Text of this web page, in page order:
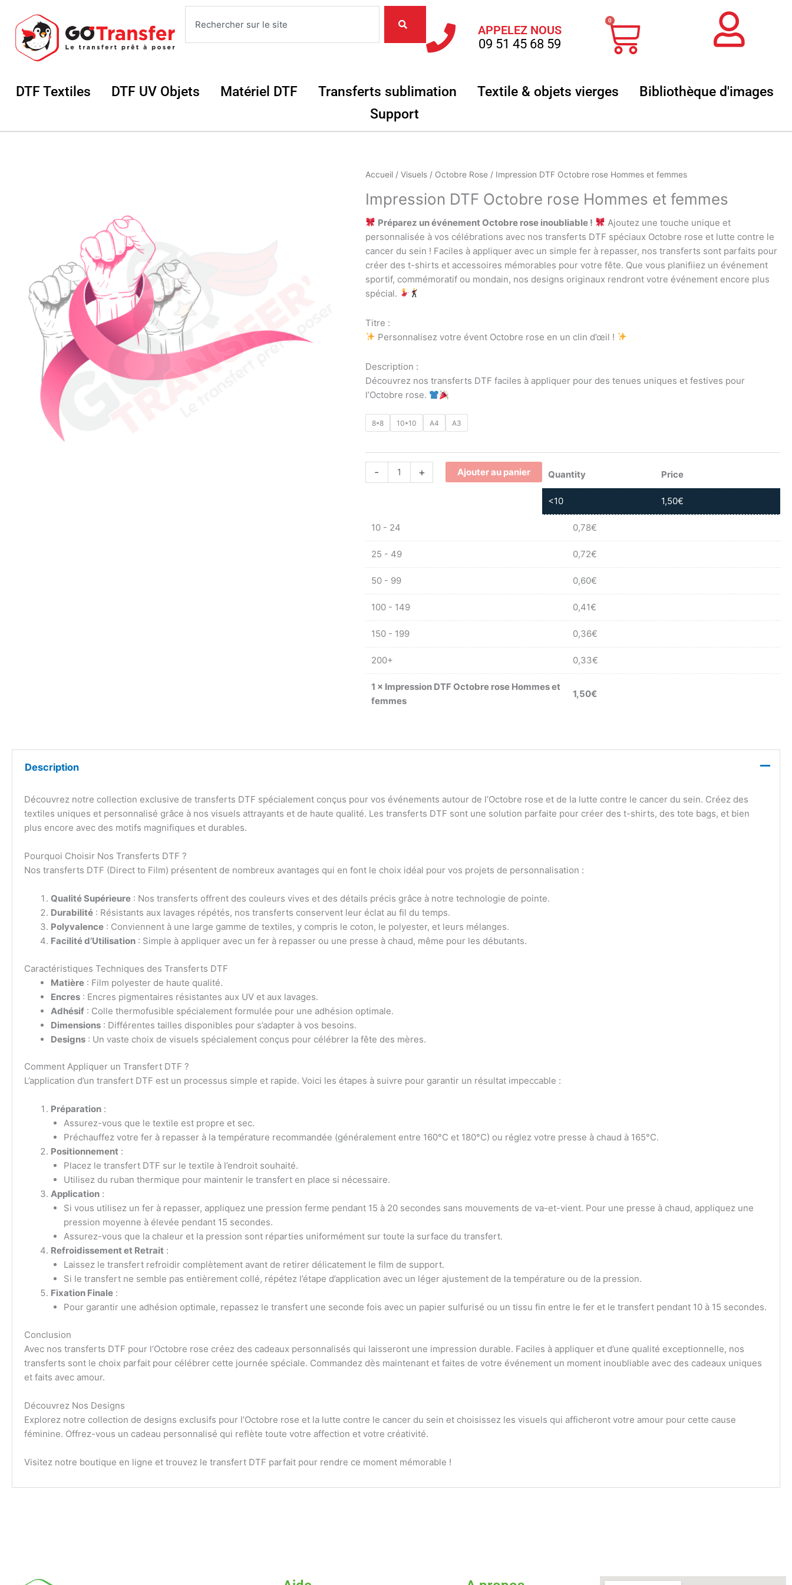
contenu
APPELEZ NOUS
09 51 45 68 59
0
Panier
DTF Textiles Ouvrir DTF Textiles
DTF UV Objets Ouvrir DTF UV Objets
Matériel DTF Ouvrir Matériel DTF
Transferts sublimation Ouvrir Transferts sublimation
Textile & objets vierges Ouvrir Textile & objets vierges
Bibliothèque d'images
Support
Accueil/ Visuels/ Octobre Rose/ Impression DTF Octobre rose Hommes et femmes
Impression DTF Octobre rose Hommes et femmes
Préparez un événement Octobre rose inoubliable !
Ajoutez une touche unique et
personnalisée à vos célébrations avec nos transferts DTF spéciaux Octobre rose et lutte contre le
cancer du sein ! Faciles à appliquer avec un simple fer à repasser, nos transferts sont parfaits pour
créer des t-shirts et accessoires mémorables pour votre fête. Que vous planifiiez un événement
sportif, commémoratif ou mondain, nos designs originaux rendront votre événement encore plus
spécial.
Titre :
Personnalisez votre évent Octobre rose en un clin d’œil !
Description :
Découvrez nos transferts DTF faciles à appliquer pour des tenues uniques et festives pour
l’Octobre rose.
8*8 10*10 A4 A3
-
quantité
Impression
DTF
Octobre
rose
Hommes
femmes
+ Ajouter au panier Quantity Price
<10 1,50€
10 - 24 0,78€
25 - 49 0,72€
50 - 99 0,60€
100 - 149 0,41€
150 - 199 0,36€
200+ 0,33€
1 × Impression DTF Octobre rose Hommes et
femmes
1,50€
Description
Découvrez notre collection exclusive de transferts DTF spécialement conçus pour vos événements autour de l’Octobre rose et de la lutte contre le cancer du sein. Créez des
textiles uniques et personnalisé grâce à nos visuels attrayants et de haute qualité. Les transferts DTF sont une solution parfaite pour créer des t-shirts, des tote bags, et bien
plus encore avec des motifs magnifiques et durables.
Pourquoi Choisir Nos Transferts DTF ?
Nos transferts DTF (Direct to Film) présentent de nombreux avantages qui en font le choix idéal pour vos projets de personnalisation :
Qualité Supérieure: Nos transferts offrent des couleurs vives et des détails précis grâce à notre technologie de pointe.
Durabilité: Résistants aux lavages répétés, nos transferts conservent leur éclat au fil du temps.
Polyvalence: Conviennent à une large gamme de textiles, y compris le coton, le polyester, et leurs mélanges.
Facilité d’Utilisation: Simple à appliquer avec un fer à repasser ou une presse à chaud, même pour les débutants.
Caractéristiques Techniques des Transferts DTF
Matière: Film polyester de haute qualité.
Encres: Encres pigmentaires résistantes aux UV et aux lavages.
Adhésif: Colle thermofusible spécialement formulée pour une adhésion optimale.
Dimensions: Différentes tailles disponibles pour s’adapter à vos besoins.
Designs: Un vaste choix de visuels spécialement conçus pour célébrer la fête des mères.
Comment Appliquer un Transfert DTF ?
L’application d’un transfert DTF est un processus simple et rapide. Voici les étapes à suivre pour garantir un résultat impeccable :
Préparation:
Assurez-vous que le textile est propre et sec.
Préchauffez votre fer à repasser à la température recommandée (généralement entre 160°C et 180°C) ou réglez votre presse à chaud à 165°C.
Positionnement:
Placez le transfert DTF sur le textile à l’endroit souhaité.
Utilisez du ruban thermique pour maintenir le transfert en place si nécessaire.
Application:
Si vous utilisez un fer à repasser, appliquez une pression ferme pendant 15 à 20 secondes sans mouvements de va-et-vient. Pour une presse à chaud, appliquez une
pression moyenne à élevée pendant 15 secondes.
Assurez-vous que la chaleur et la pression sont réparties uniformément sur toute la surface du transfert.
Refroidissement et Retrait:
Laissez le transfert refroidir complètement avant de retirer délicatement le film de support.
Si le transfert ne semble pas entièrement collé, répétez l’étape d’application avec un léger ajustement de la température ou de la pression.
Fixation Finale:
Pour garantir une adhésion optimale, repassez le transfert une seconde fois avec un papier sulfurisé ou un tissu fin entre le fer et le transfert pendant 10 à 15 secondes.
Conclusion
Avec nos transferts DTF pour l’Octobre rose créez des cadeaux personnalisés qui laisseront une impression durable. Faciles à appliquer et d’une qualité exceptionnelle, nos
transferts sont le choix parfait pour célébrer cette journée spéciale. Commandez dès maintenant et faites de votre événement un moment inoubliable avec des cadeaux uniques
et faits avec amour.
Découvrez Nos Designs
Explorez notre collection de designs exclusifs pour l’Octobre rose et la lutte contre le cancer du sein et choisissez les visuels qui afficheront votre amour pour cette cause
féminine. Offrez-vous un cadeau personnalisé qui reflète toute votre affection et votre créativité.
Visitez notre boutique en ligne et trouvez le transfert DTF parfait pour rendre ce moment mémorable !